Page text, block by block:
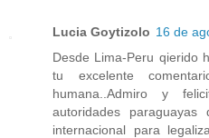
Lucia Goytizolo 16 de
Desde Lima-Peru qierido
tu excelente
humana..Admiro y
autoridades
internacional para